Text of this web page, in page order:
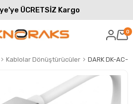
ÜCRETSİZ Kargo
0
Kablolar Dönüştürücüler DARK DK-AC-